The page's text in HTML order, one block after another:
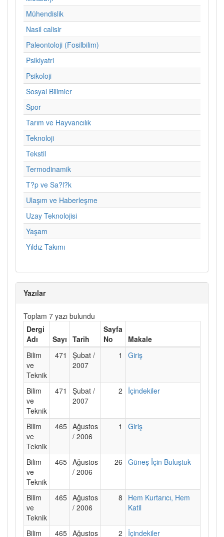
Mühendislik
Nasil calisir
Paleontoloji (Fosilbilim)
Psikiyatri
Psikoloji
Sosyal Bilimler
Spor
Tarım ve Hayvancılık
Teknoloji
Tekstil
Termodinamik
T?p ve Sa?l?k
Ulaşım ve Haberleşme
Uzay Teknolojisi
Yaşam
Yıldız Takımı
Yazılar
Toplam 7 yazı bulundu
Dergi
Adı
Sayı Tarih
Sayfa
No
Makale
Bilim
ve
Teknik
471
Şubat /
2007
1 Giriş
Bilim
ve
Teknik
471
Şubat /
2007
2 İçindekiler
Bilim
ve
Teknik
465 Ağustos
/ 2006
1 Giriş
Bilim
ve
Teknik
465 Ağustos
/ 2006
26 Güneş İçin Buluştuk
Bilim
ve
Teknik
465 Ağustos
/ 2006
8
Hem Kurtarıcı, Hem
Katil
Bilim 465 Ağustos 2 İçindekiler